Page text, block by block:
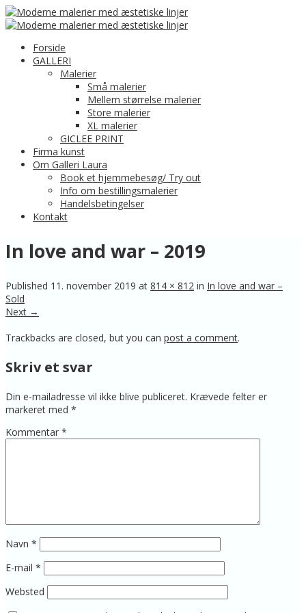
Forside
GALLERI
Malerier
Små malerier
Mellem størrelse malerier
Store malerier
XL malerier
GICLEE PRINT
Firma kunst
Om Galleri Laura
Book et hjemmebesøg/ Try out
Info om bestillingsmalerier
Handelsbetingelser
Kontakt
In love and war – 2019
Published 11. november 2019 at 814 × 812 in In love and war –
Sold
Next →
Trackbacks are closed, but you can post a comment.
Skriv et svar
Din e-mailadresse vil ikke blive publiceret. Krævede felter er
markeret med *
Kommentar *
Navn *
E-mail *
Websted